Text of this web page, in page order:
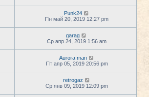
Punk24
Пн май 20, 2019 12:27 pm
garag
Ср апр 24, 2019 1:56 am
Aurora man
Пт апр 05, 2019 20:56 pm
retrogaz
Ср янв 09, 2019 12:09 pm